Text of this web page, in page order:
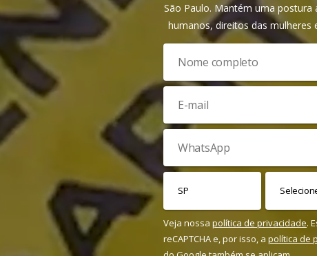
São Paulo. Mantém uma
humanos, direitos das mulheres
Veja nossa política de privacidade.
reCAPTCHA e, por isso, a política de